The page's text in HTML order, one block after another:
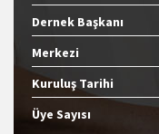
Dernek Başkanı
Merkezi
Kuruluş Tarihi
Üye Sayısı